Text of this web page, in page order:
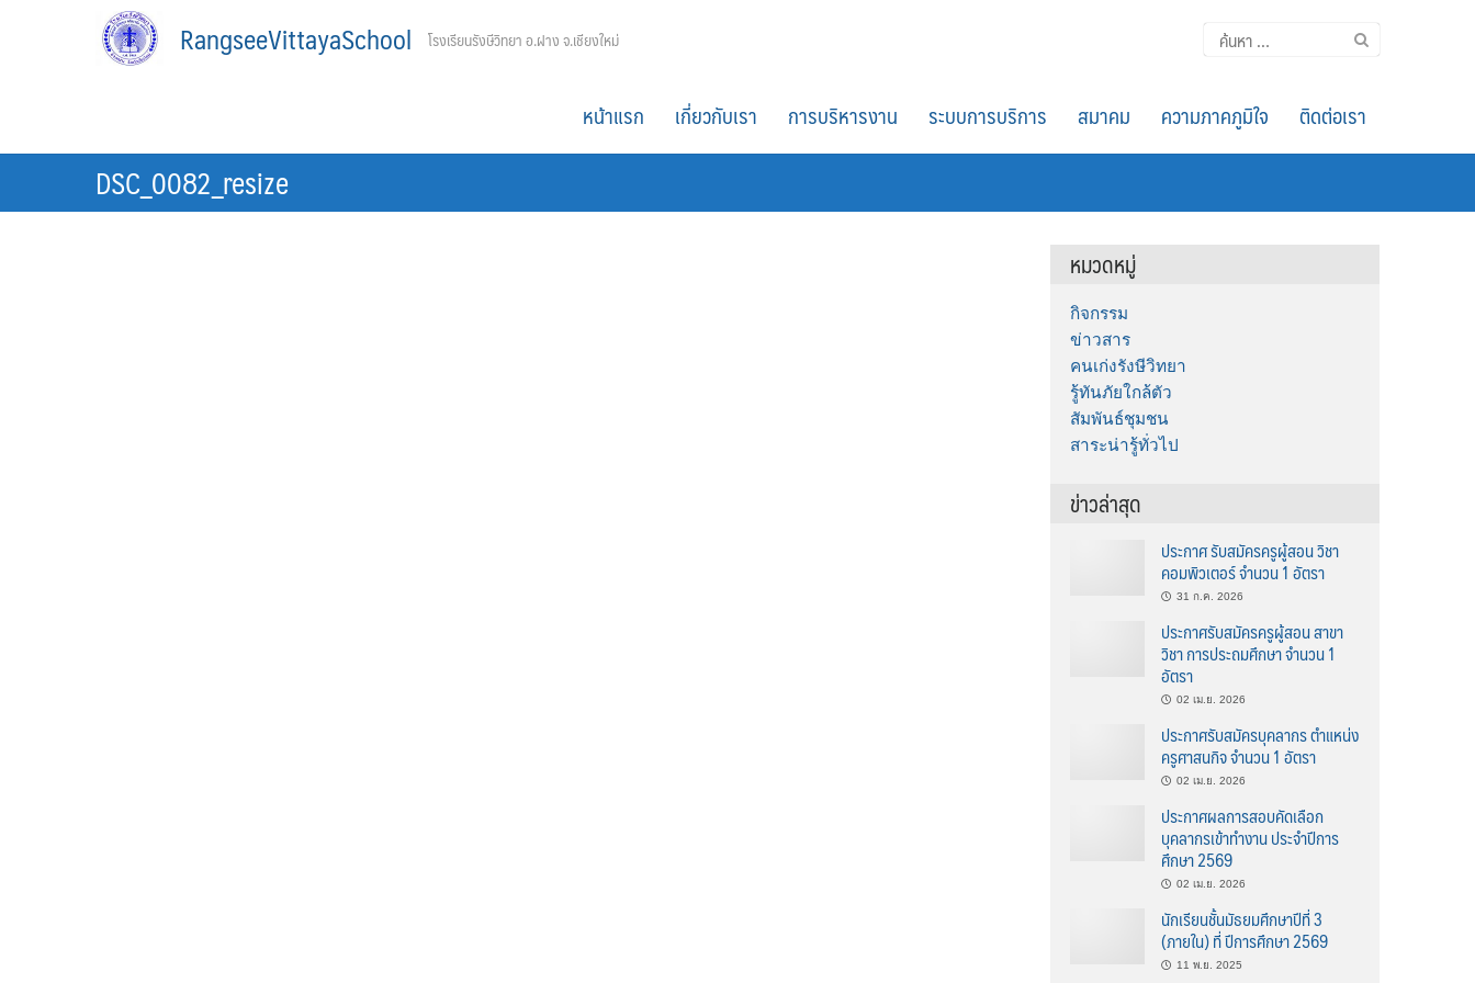
RangseeVittayaSchool โรงเรียนรังษีวิทยา อ.ฝาง จ.เชียงใหม่
ค้นหา
สำหรับ:
หน้าแรก เกี่ยวกับเรา การบริหารงาน ระบบการบริการ สมาคม ความภาคภูมิใจ ติดต่อเรา
DSC_0082_resize
หมวดหมู่
กิจกรรม
ข่าวสาร
คนเก่งรังษีวิทยา
รู้ทันภัยใกล้ตัว
สัมพันธ์ชุมชน
สาระน่ารู้ทั่วไป
ข่าวล่าสุด
ประกาศ รับสมัครครูผู้สอน วิชา
คอมพิวเตอร์ จำนวน 1 อัตรา
31 ก.ค. 2026
ประกาศรับสมัครครูผู้สอน สาขา
วิชา การประถมศึกษา จำนวน 1
อัตรา
02 เม.ย. 2026
ประกาศรับสมัครบุคลากร ตำแหน่ง
ครูศาสนกิจ จำนวน 1 อัตรา
02 เม.ย. 2026
ประกาศผลการสอบคัดเลือก
บุคลากรเข้าทำงาน ประจำปีการ
ศึกษา 2569
02 เม.ย. 2026
นักเรียนชั้นมัธยมศึกษาปีที่ 3
(ภายใน) ที่ ปีการศึกษา 2569
11 พ.ย. 2025